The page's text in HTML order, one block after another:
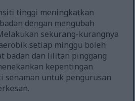
tinggi meningkatkan
dengan mengubah
sekurang-kurangnya
setiap minggu boleh
badan dan lilitan pinggang
kepentingan
senaman untuk pengurusan